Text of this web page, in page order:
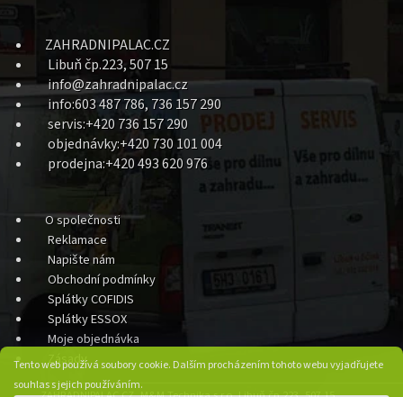
Tento web používá soubory cookie. Dalším procházením tohoto webu vyjadřujete
souhlas s jejich používáním.
ZAHRADNIPALAC.CZ
Libuň čp.223, 507 15
info@zahradnipalac.cz
info:603 487 786, 736 157 290
servis:+420 736 157 290
objednávky:+420 730 101 004
prodejna:+420 493 620 976
O společnosti
Reklamace
Napište nám
Obchodní podmínky
Splátky COFIDIS
Splátky ESSOX
Moje objednávka
Zásady